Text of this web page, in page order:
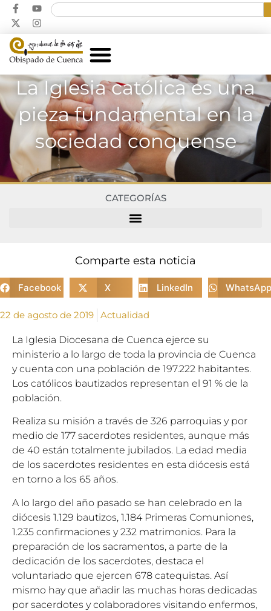
La Iglesia católica es una
pieza fundamental en la
sociedad conquense
CATEGORÍAS
Comparte esta noticia
Facebook X LinkedIn WhatsApp
22 de agosto de 2019 Actualidad
La Iglesia Diocesana de Cuenca ejerce su
ministerio a lo largo de toda la provincia de Cuenca
y cuenta con una población de 197.222 habitantes.
Los católicos bautizados representan el 91 % de la
población.
Realiza su misión a través de 326 parroquias y por
medio de 177 sacerdotes residentes, aunque más
de 40 están totalmente jubilados. La edad media
de los sacerdotes residentes en esta diócesis está
en torno a los 65 años.
A lo largo del año pasado se han celebrado en la
diócesis 1.129 bautizos, 1.184 Primeras Comuniones,
1.235 confirmaciones y 232 matrimonios. Para la
preparación de los sacramentos, a parte de la
dedicación de los sacerdotes, destaca el
voluntariado que ejercen 678 catequistas. Así
mismo hay que añadir las muchas horas dedicadas
por sacerdotes y colaboradores visitando enfermos,